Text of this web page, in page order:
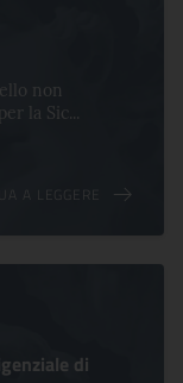
non
la Sic...
A LEGGERE
di